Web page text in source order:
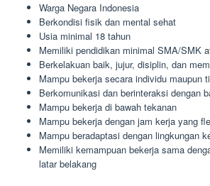
Warga Negara Indonesia
Berkondisi fisik dan mental sehat
Usia minimal 18 tahun
Memiliki pendidikan minimal SMA/SMK
Berkelakuan baik, jujur, disiplin, dan
Mampu bekerja secara individu maupun
Berkomunikasi dan berinteraksi dengan
Mampu bekerja di bawah tekanan
Mampu bekerja dengan jam kerja yang
Mampu beradaptasi dengan lingkungan
Memiliki kemampuan bekerja sama
latar belakang